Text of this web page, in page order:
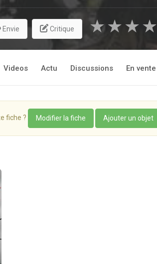
Envie Critique ★
★
★
★
Videos Actu Discussions En vente
fiche ? Modifier la fiche Ajouter un objet